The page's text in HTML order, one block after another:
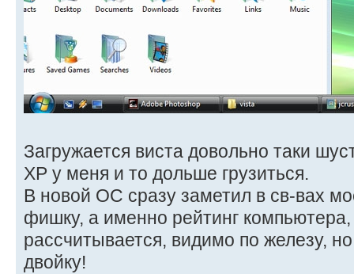
Загружается виста довольно таки
XP у меня и то дольше грузиться.
В новой ОС сразу заметил в св-вах
фишку, а именно рейтинг
рассчитывается, видимо по железу,
двойку!